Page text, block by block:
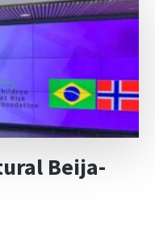
Beija-